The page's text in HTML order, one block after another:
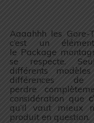
Aaaahhh les Gore-
c’est un élément
le Package
se respecte.
différents
différences
perdre
considération que
qu’il vaut mieux
produit en question.